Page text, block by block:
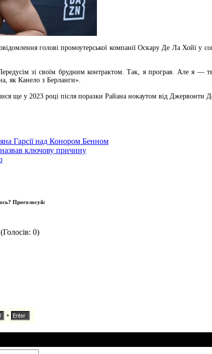
голові промоутерської компанії Оскару Де Ла
зі своїм брудним контрактом. Так, я програв. Але я
як Канело з Берланги».
ще у 2023 році після поразки Райана нокаутом від Джервонти
Гарсії над Конором Бенном
назвав ключову причину
Проголосуй:
(Голосів: 0)